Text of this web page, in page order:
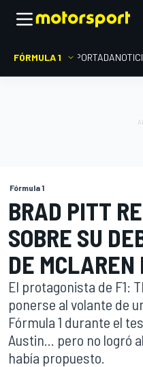
FÓRMULA 1 PORTADA
Fórmula 1
BRAD PITT
SOBRE SU
DE MCLAREN
El protagonista de F1:
ponerse al volante de
Fórmula 1 durante el
Austin... pero no logró
había propuesto.